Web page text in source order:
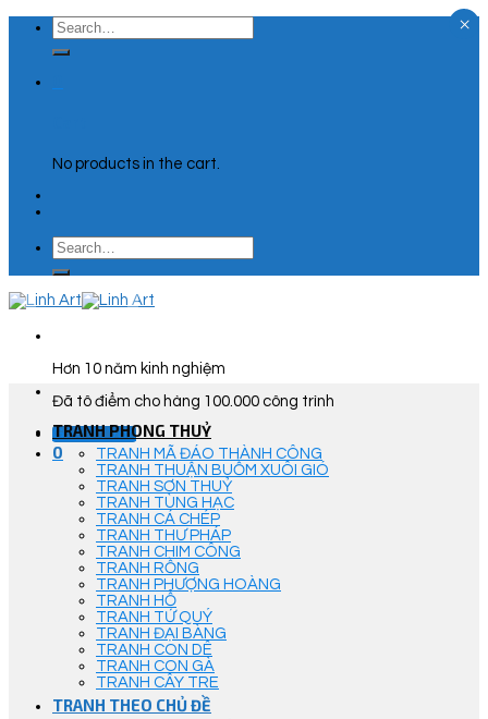
Skip
content
Search
for:
No products in the cart.
Search
for:
Hơn 10 năm kinh nghiệm
Đã tô điểm cho hàng 100.000 công trình
Góc Tư Vấn
0
TRANH PHONG THUỶ
TRANH MÃ ĐÁO THÀNH CÔNG
TRANH THUẬN BUỒM XUÔI GIÓ
TRANH SƠN THUỶ
TRANH TÙNG HẠC
TRANH CÁ CHÉP
TRANH THƯ PHÁP
TRANH CHIM CÔNG
TRANH RỒNG
TRANH PHƯỢNG HOÀNG
TRANH HỔ
TRANH TỨ QUÝ
TRANH ĐẠI BÀNG
TRANH CON DÊ
TRANH CON GÀ
TRANH CÂY TRE
TRANH THEO CHỦ ĐỀ
×